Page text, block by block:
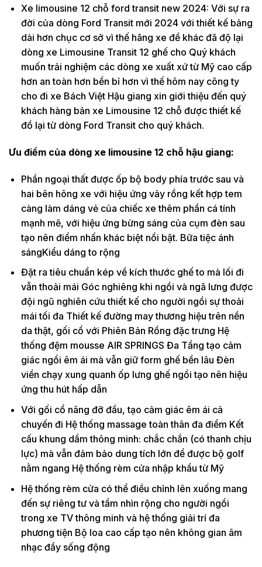
Xe limousine 12 chỗ ford transit new 2024: Với sự ra
đời của dòng Ford Transit mới 2024 với thiết kế bảng
dài hơn chục cơ sở vì thế hãng xe đề khác đã độ lại
dòng xe Limousine Transit 12 ghế cho Quý khách
muốn trải nghiệm các dòng xe xuất xứ từ Mỹ cao cấp
hơn an toàn hơn bền bỉ hơn vì thế hôm nay công ty
cho đi xe Bách Việt Hậu giang xin giới thiệu đến quý
khách hàng bản xe Limousine 12 chỗ được thiết kế
đồ lại từ dòng Ford Transit cho quý khách.
Ưu điểm của dòng xe limousine 12 chỗ hậu giang:
Phần ngoại thất được ốp bộ body phía trước sau và
hai bên hông xe với hiệu ứng vảy rồng kết hợp tem
càng làm dáng vẻ của chiếc xe thêm phần cá tính
mạnh mẽ, với hiệu ứng bừng sáng của cụm đèn sau
tạo nên điểm nhấn khác biệt nổi bật. Bữa tiệc ánh
sángKiểu dáng to rộng
Đặt ra tiêu chuẩn kép về kích thước ghế to mà lối đi
vẫn thoải mái Góc nghiêng khi ngồi và ngã lưng được
đội ngũ nghiên cứu thiết kế cho người ngồi sự thoải
mái tối đa Thiết kế đường may thương hiệu trên nền
da thật, gối cổ với Phiên Bản Rồng đặc trưng Hệ
thống đệm mousse AIR SPRINGS Đa Tầng tạo cảm
giác ngồi êm ái mà vẫn giữ form ghế bền lâu Đèn
viền chạy xung quanh ốp lưng ghế ngồi tạo nên hiệu
ứng thu hút hấp dẫn
Với gối cổ nâng đỡ đầu, tạo cảm giác êm ái cả
chuyến đi Hệ thống massage toàn thân đa điểm Kết
cấu khung dầm thông minh: chắc chắn (có thanh chịu
lực) mà vẫn đảm bảo dung tích lớn để được bộ golf
nằm ngang Hệ thống rèm cửa nhập khẩu từ Mỹ
Hệ thống rèm cửa có thể điều chỉnh lên xuống mang
đến sự riêng tư và tầm nhìn rộng cho người ngồi
trong xe TV thông minh và hệ thống giải trí đa
phương tiện Bộ loa cao cấp tạo nên không gian âm
nhạc đầy sống động